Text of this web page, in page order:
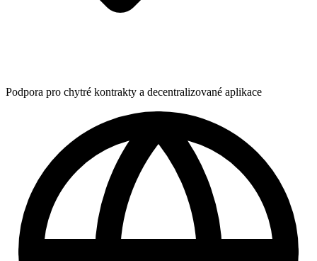
Podpora pro chytré kontrakty a decentralizované aplikace